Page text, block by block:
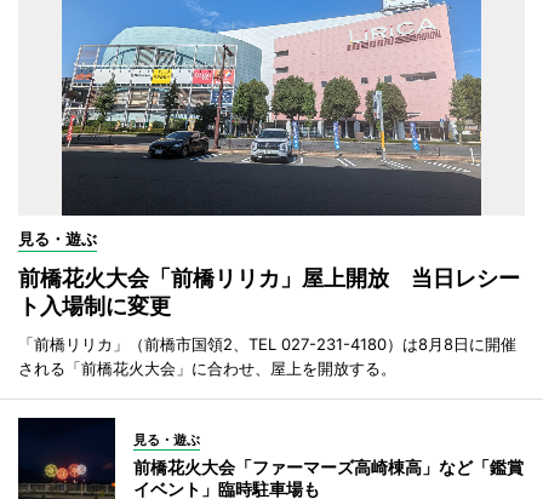
見る・遊ぶ
前橋花火大会「前橋リリカ」屋上開放 当日レシー
ト入場制に変更
「前橋リリカ」（前橋市国領2、TEL 027-231-4180）は8月8日に開催
される「前橋花火大会」に合わせ、屋上を開放する。
見る・遊ぶ
前橋花火大会「ファーマーズ高崎棟高」など「鑑賞
イベント」臨時駐車場も